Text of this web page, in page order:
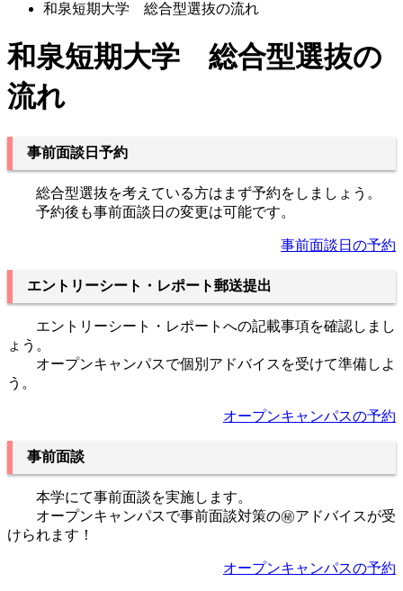
和泉短期大学 総合型選抜の流れ
和泉短期大学 総合型選抜の
流れ
事前面談日予約
総合型選抜を考えている方はまず予約をしましょう。
予約後も事前面談日の変更は可能です。
事前面談日の予約
エントリーシート・レポート郵送提出
エントリーシート・レポートへの記載事項を確認しまし
ょう。
オープンキャンパスで個別アドバイスを受けて準備しよ
う。
オープンキャンパスの予約
事前面談
本学にて事前面談を実施します。
オープンキャンパスで事前面談対策の㊙アドバイスが受
けられます！
オープンキャンパスの予約